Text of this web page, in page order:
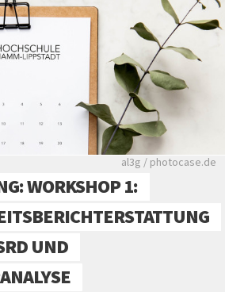
Rote leere
al3g / photocase.de
WORKSHOP 1:
UND